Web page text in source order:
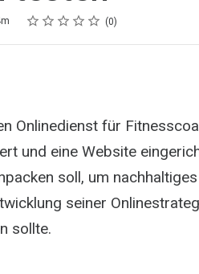
Rating
1 star
2 stars
3 stars
4 stars
5 stars 0
Onlinedienst für
und eine Website
soll, um
seiner
sollte.